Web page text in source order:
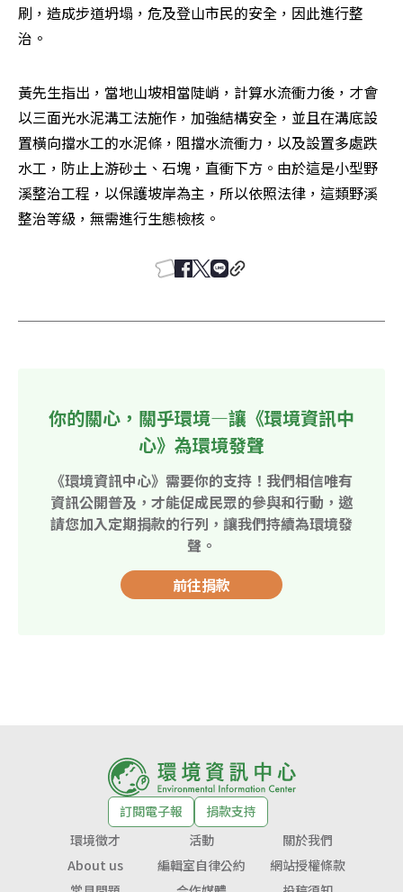
刷，造成步道坍塌，危及登山市民的安全，因此進行整
治。
黃先生指出，當地山坡相當陡峭，計算水流衝力後，才會
以三面光水泥溝工法施作，加強結構安全，並且在溝底設
置橫向擋水工的水泥條，阻擋水流衝力，以及設置多處跌
水工，防止上游砂土、石塊，直衝下方。由於這是小型野
溪整治工程，以保護坡岸為主，所以依照法律，這類野溪
整治等級，無需進行生態檢核。
你的關心，關乎環境—讓《環境資訊中
心》為環境發聲
《環境資訊中心》需要你的支持！我們相信唯有
資訊公開普及，才能促成民眾的參與和行動，邀
請您加入定期捐款的行列，讓我們持續為環境發
聲。
前往捐款
訂閱電子報
捐款支持
環境徵才
活動
關於我們
About us
編輯室自律公約
網站授權條款